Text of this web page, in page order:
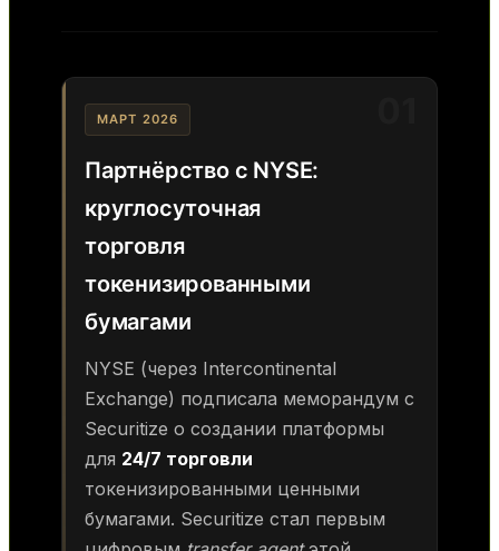
МАРТ 2026
Партнёрство с NYSE:
круглосуточная
торговля
токенизированными
бумагами
NYSE (через Intercontinental
Exchange) подписала меморандум с
Securitize о создании платформы
для 24/7 торговли
токенизированными ценными
бумагами. Securitize стал первым